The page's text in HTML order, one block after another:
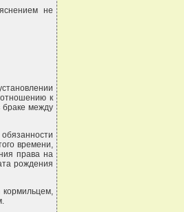
не
к
браке между
времени,
права на
рождения